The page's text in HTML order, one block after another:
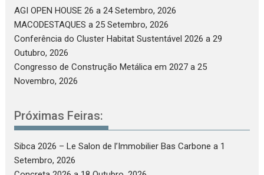
AGI OPEN HOUSE 26 a 24 Setembro, 2026
MACODESTAQUES a 25 Setembro, 2026
Conferência do Cluster Habitat Sustentável 2026 a 29
Outubro, 2026
Congresso de Construção Metálica em 2027 a 25
Novembro, 2026
Próximas Feiras:
Sibca 2026 – Le Salon de l’Immobilier Bas Carbone a 1
Setembro, 2026